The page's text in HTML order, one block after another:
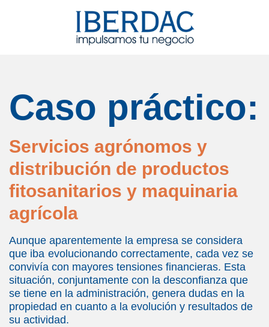
Caso práctico:
Servicios agrónomos y
distribución de productos
fitosanitarios y maquinaria
agrícola
Aunque aparentemente la empresa se considera
que iba evolucionando correctamente, cada vez se
convivía con mayores tensiones financieras. Esta
situación, conjuntamente con la desconfianza que
se tiene en la administración, genera dudas en la
propiedad en cuanto a la evolución y resultados de
su actividad.